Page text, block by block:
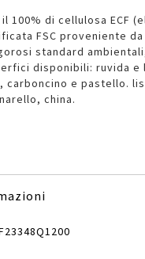
100% di cellulosa ECF
FSC proveniente
standard
disponibili: ruvida e
carboncino e pastello.
china.